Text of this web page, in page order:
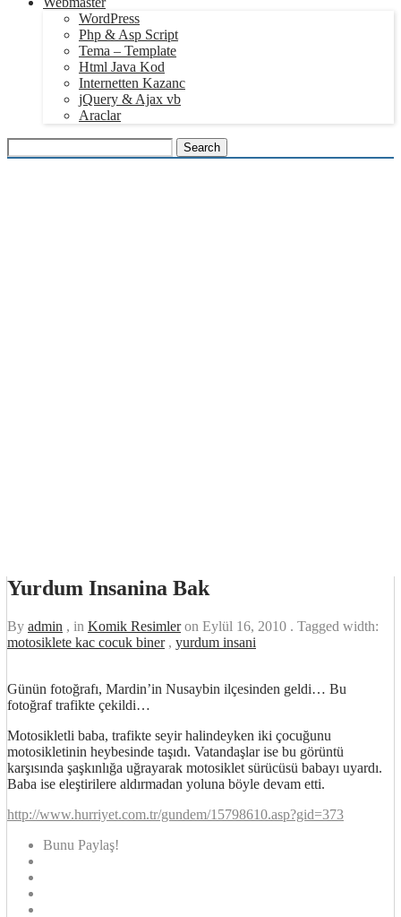
WordPress
Php & Asp Script
Tema – Template
Html Java Kod
Internetten Kazanc
jQuery & Ajax vb
Araclar
Yurdum Insanina Bak
By admin , in Komik Resimleron Eylül 16, 2010 . Tagged width:
motosiklete kac cocuk biner, yurdum insani
Günün fotoğrafı, Mardin’in Nusaybin ilçesinden geldi… Bu
fotoğraf trafikte çekildi…
Motosikletli baba, trafikte seyir halindeyken iki çocuğunu
motosikletinin heybesinde taşıdı. Vatandaşlar ise bu görüntü
karşısında şaşkınlığa uğrayarak motosiklet sürücüsü babayı uyardı.
Baba ise eleştirilere aldırmadan yoluna böyle devam etti.
http://www.hurriyet.com.tr/gundem/15798610.asp?gid=373
Bunu Paylaş!